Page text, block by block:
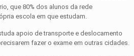
que 80% dos alunos da rede
escola em que estudam.
apoio de transporte e deslocamento
fazer o exame em outras cidades.